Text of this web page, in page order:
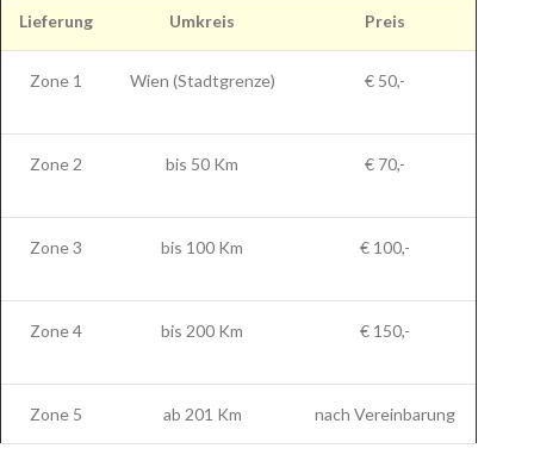
Lieferung Umkreis Preis
Zone 1 Wien (Stadtgrenze) € 50,-
Zone 2 bis 50 Km € 70,-
Zone 3 bis 100 Km € 100,-
Zone 4 bis 200 Km € 150,-
Zone 5 ab 201 Km nach Vereinbarung